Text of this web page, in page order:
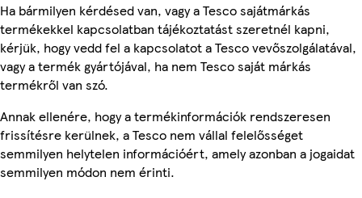
Ha bármilyen kérdésed van, vagy a Tesco sajátmárkás
termékekkel kapcsolatban tájékoztatást szeretnél kapni,
kérjük, hogy vedd fel a kapcsolatot a Tesco vevőszolgálatával,
vagy a termék gyártójával, ha nem Tesco saját márkás
termékről van szó.
Annak ellenére, hogy a termékinformációk rendszeresen
frissítésre kerülnek, a Tesco nem vállal felelősséget
semmilyen helytelen információért, amely azonban a jogaidat
semmilyen módon nem érinti.